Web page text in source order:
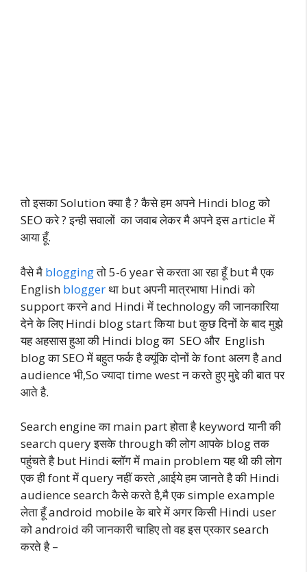
तो इसका Solution क्या है ? कैसे हम अपने Hindi blog को
SEO करे ? इन्ही सवालों का जवाब लेकर मै अपने इस article में
आया हूँ.
वैसे मै bloggingतो 5-6 year से करता आ रहा हूँ but मै एक
English bloggerथा but अपनी मात्रभाषा Hindi को
support करने and Hindi में technology की जानकारिया
देने के लिए Hindi blog start किया but कुछ दिनों के बाद मुझे
यह अहसास हुआ की Hindi blog का SEO और English
blog का SEO में बहुत फर्क है क्यूंकि दोनों के font अलग है and
audience भी,So ज्यादा time west न करते हुए मुद्दे की बात पर
आते है.
Search engine का main part होता है keyword यानी की
search query इसके through की लोग आपके blog तक
पहुंचते है but Hindi ब्लॉग में main problem यह थी की लोग
एक ही font में query नहीं करते ,आईये हम जानते है की Hindi
audience search कैसे करते है,मै एक simple example
लेता हूँ android mobile के बारे में अगर किसी Hindi user
को android की जानकारी चाहिए तो वह इस प्रकार search
करते है –